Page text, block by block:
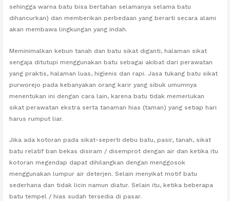
sehingga warna batu bisa bertahan selamanya selama batu
dihancurkan) dan memberikan perbedaan yang berarti secara alami
akan membawa lingkungan yang indah.
Meminimalkan kebun tanah dan batu sikat diganti, halaman sikat
sengaja ditutupi menggunakan batu sebagai akibat dari perawatan
yang praktis, halaman luas, higienis dan rapi. Jasa tukang batu sikat
purworejo pada kebanyakan orang karir yang sibuk umumnya
menentukan ini dengan cara lain, karena batu tidak memerlukan
sikat perawatan ekstra serta tanaman hias (taman) yang setiap hari
harus rumput liar.
Jika ada kotoran pada sikat-seperti debu batu, pasir, tanah, sikat
batu relatif ban bekas disiram / disemprot dengan air dan ketika itu
kotoran megendap dapat dihilangkan dengan menggosok
menggunakan lumpur air deterjen. Selain menyikat motif batu
sederhana dan tidak licin namun diatur. Selain itu, ketika beberapa
batu tempel / hias sudah tersedia di pasar.